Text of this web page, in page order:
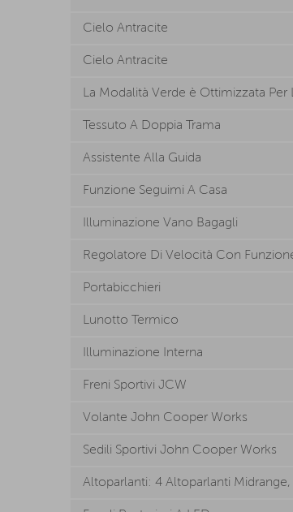
Cielo Antracite
Cielo Antracite
La Modalità Verde è Ottimizzata
Tessuto A Doppia Trama
Assistente Alla Guida
Funzione Seguimi A Casa
Illuminazione Vano Bagagli
Regolatore Di Velocità Con
Portabicchieri
Lunotto Termico
Illuminazione Interna
Freni Sportivi JCW
Volante John Cooper Works
Sedili Sportivi John Cooper Works
Altoparlanti: 4 Altoparlanti Midrange,